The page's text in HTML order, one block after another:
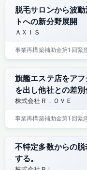
脱毛サロンから波
トへの新分野展開
ＡＸＩＳ
事業再構築補助金第1回緊
旗艦エステ店をア
を出し他社との差
株式会社Ｒ．ＯＶＥ
事業再構築補助金第1回緊
不特定多数からの
する。